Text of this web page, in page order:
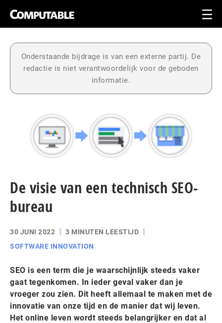
Onderstaande bijdrage is van een externe partij. De
redactie is niet verantwoordelijk voor de geboden
informatie.
De visie van een technisch SEO-
bureau
30 JUNI 2022
3 MINUTEN LEESTIJD
SOFTWARE INNOVATION
SEO is een term die je waarschijnlijk steeds vaker
gaat tegenkomen. In ieder geval vaker dan je
vroeger zou zien. Dit heeft allemaal te maken met de
innovatie van onze tijd en de manier dat wij leven.
Het online leven wordt steeds belangrijker en dat al